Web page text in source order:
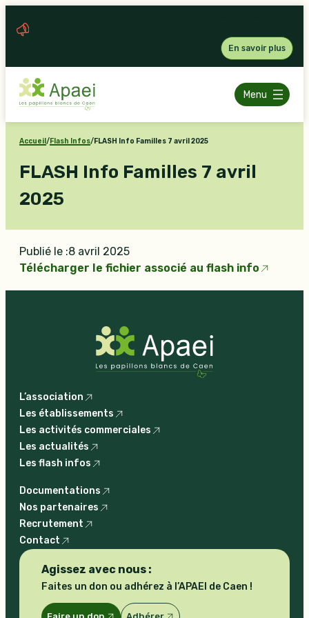
au
En savoir plus
Menu
Accueil / Flash Infos/ FLASH Info Familles 7 avril 2025
FLASH Info Familles 7 avril
2025
Publié le :8 avril 2025
Télécharger le fichier associé au flash info
L’association
Les établissements
Les activités commerciales
Les actualités
Les flash infos
Documentations
Nos partenaires
Recrutement
Contact
Agissez avec nous :
Faites un don ou adhérez à l’APAEI de Caen !